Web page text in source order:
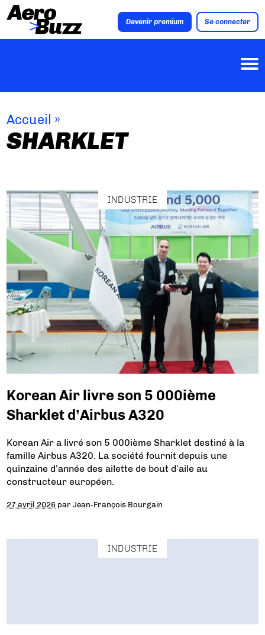
Devenir premium Se connecter
Accueil »
SHARKLET
INDUSTRIE
Korean Air livre son 5 000ième
Sharklet d’Airbus A320
Korean Air a livré son 5 000ième Sharklet destiné à la
famille Airbus A320. La société fournit depuis une
quinzaine d’année des ailette de bout d’aile au
constructeur européen.
27 avril 2026 parJean-François Bourgain
INDUSTRIE